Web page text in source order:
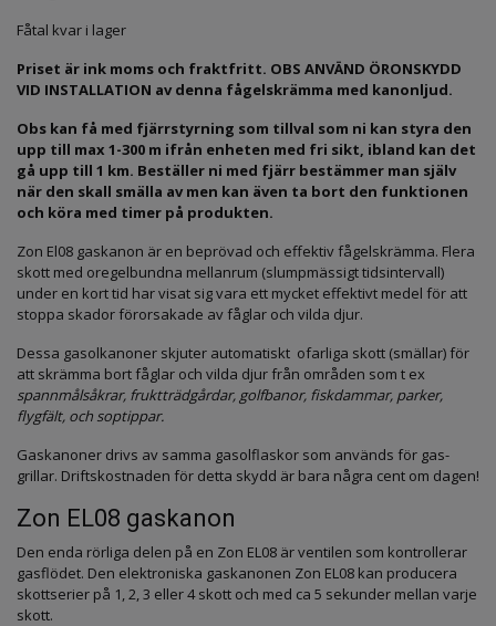
Fåtal kvar i lager
Priset är ink moms och fraktfritt. OBS ANVÄND ÖRONSKYDD
VID INSTALLATION av denna fågelskrämma med kanonljud.
Obs kan få med fjärrstyrning som tillval som ni kan styra den
upp till max 1-300 m ifrån enheten med fri sikt, ibland kan det
gå upp till 1 km. Beställer ni med fjärr bestämmer man själv
när den skall smälla av men kan även ta bort den funktionen
och köra med timer på produkten.
Zon El08 gaskanon är en beprövad och effektiv fågelskrämma. Flera
skott med oregelbundna mellanrum (slumpmässigt tidsintervall)
under en kort tid har visat sig vara ett mycket effektivt medel för att
stoppa skador förorsakade av fåglar och vilda djur.
Dessa gasolkanoner skjuter automatiskt ofarliga skott (smällar) för
att skrämma bort fåglar och vilda djur från områden som t ex
spannmålsåkrar, fruktträdgårdar, golfbanor, fiskdammar, parker,
flygfält, och soptippar.
Gaskanoner drivs av samma gasolflaskor som används för gas-
grillar. Driftskostnaden för detta skydd är bara några cent om dagen!
Zon EL08 gaskanon
Den enda rörliga delen på en Zon EL08 är ventilen som kontrollerar
gasflödet. Den elektroniska gaskanonen Zon EL08 kan producera
skottserier på 1, 2, 3 eller 4 skott och med ca 5 sekunder mellan varje
skott.